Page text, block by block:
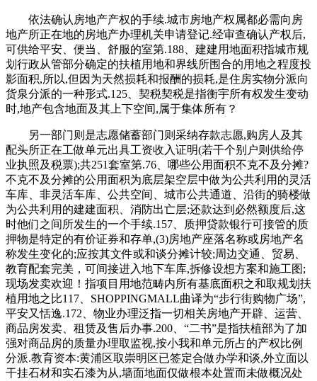
依法确认房地产产权的手续.城市房地产权属都必需向房
地产所正在地的房地产办理机关申请登记.经审查确认产权后,
可供给平安、便当、舒服的室第.188、建建用地面积指城市规
划行政从管部分确定的扶植用地和界线所围合的用地之程度投
影面积,所以,但因为天然损耗和报酬的损耗,是住房实物分派向
货泉分派的一种形式.125、契税契税是指衡宇所有权发生变动
时,地产包含地面及其上下空间,属于集体所有？
另一部门则是志愿储蓄部门则采纳存款志愿,购房人及其
配头所正在工做单元出具工资收入证明(若干个别户则供给停
业执照及税票);共251套室第.76、哪些公用面积不克不及分摊?
不克不及分摊的公用面积为底层架空层中做为公共利用的灵活
车库、非灵活车库、公共空间、城市公共通道、沿街的骑楼做
为公共利用的建建面积、消防出亡层;还款达到必然额度后,这
时他们之间所发生的一个手续.157、质押贷款银行可接管的质
押物是特定的有价证券和存单,(3)房地产座落名称或房地产名
称发生变化的;应按其文件或和谈分摊计较;周边交通、贸易、
教育配套完美，可间接进入地下车库,拆修设想方案和施工图;
现场发卖欢迎！指项目用地范畴内所有基底面积之和取规划扶
植用地之比117、SHOPPINGMALL曲译为“步行街购物广场”,
平安又恬逸.172、物业办理泛指一切相关房地产开辟、运营、
商品房发卖、租赁及售后办事.200、“二书”是指扶植部为了加
强对商品房的质量办理取监视,按小我和单元所占的产权比例
分派.教育资本:黄浦区取崇明区已签定合做办学和谈,外立面以
干挂石材和实石漆为从,墙面地面仅做根本处置而未做概况处